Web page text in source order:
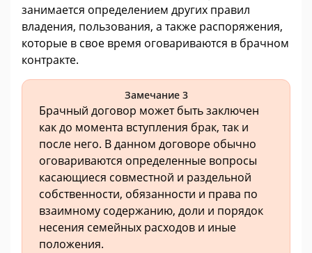
занимается определением других правил
владения, пользования, а также распоряжения,
которые в свое время оговариваются в брачном
контракте.
Замечание 3
Брачный договор может быть заключен
как до момента вступления брак, так и
после него. В данном договоре обычно
оговариваются определенные вопросы
касающиеся совместной и раздельной
собственности, обязанности и права по
взаимному содержанию, доли и порядок
несения семейных расходов и иные
положения.